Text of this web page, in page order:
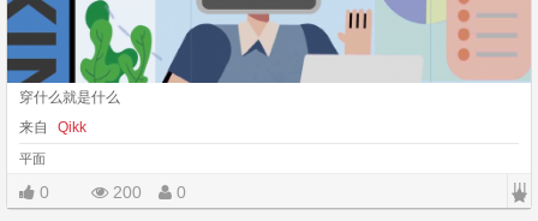
穿什么就是什么
来自
Qikk
平面
0 200 0 |||